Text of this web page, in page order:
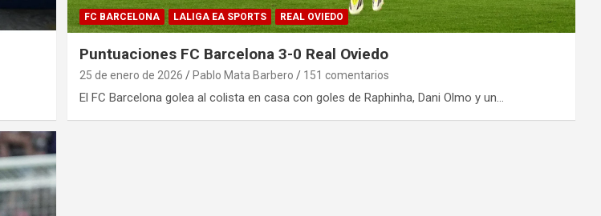
FC BARCELONA LALIGA EA SPORTS REAL OVIEDO
Puntuaciones FC Barcelona 3-0 Real Oviedo
25 de enero de 2026 Pablo Mata Barbero 151 comentarios
El FC Barcelona golea al colista en casa con goles de Raphinha, Dani Olmo y un…